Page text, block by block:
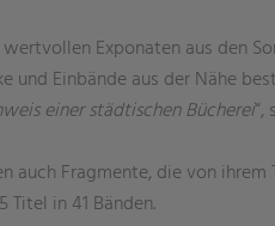
Exponaten aus den
Einbände aus der Nähe
einer städtischen Bücherei
auch Fragmente, die von
in 41 Bänden.